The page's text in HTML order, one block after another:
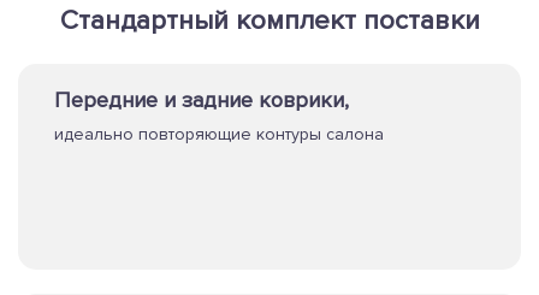
Стандартный комплект поставки
Передние и задние коврики,
идеально повторяющие контуры салона